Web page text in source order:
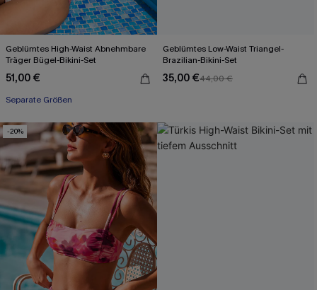
Geblümtes High-Waist Abnehmbare
Träger Bügel-Bikini-Set
51,00 €
Separate Größen
Geblümtes Low-Waist Triangel-
Brazilian-Bikini-Set
35,00 €44,00 €
-20%